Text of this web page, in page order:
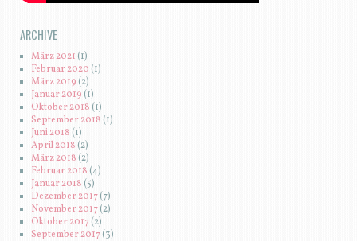
ARCHIVE
März 2021(1)
Februar 2020 (1)
März 2019 (2)
Januar 2019 (1)
Oktober 2018(1)
September 2018 (1)
Juni 2018 (1)
April 2018(2)
März 2018 (2)
Februar 2018(4)
Januar 2018 (5)
Dezember 2017(7)
November 2017(2)
Oktober 2017(2)
September 2017(3)